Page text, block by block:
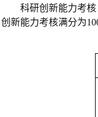
科研创新能力考
创新能力考核满分为